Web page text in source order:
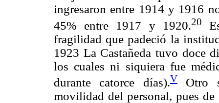
ingresaron entre 1914 y 1916
45% entre 1917 y 1920.20
fragilidad que padeció la
1923 La Castañeda tuvo doce
los cuales ni siquiera fue
durante catorce días).VOtro
movilidad del personal, pues